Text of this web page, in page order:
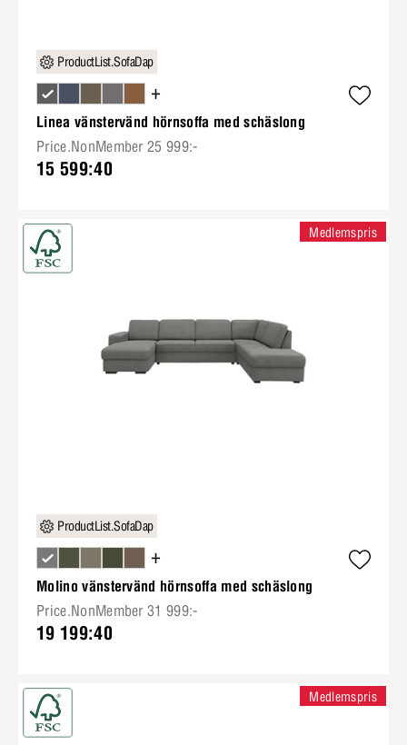
ProductList.SofaDap
+
Linea vänstervänd hörnsoffa med schäslong
Price.NonMember 25 999:-
15 599:40
ProductList.SofaDap
+
Molino vänstervänd hörnsoffa med schäslong
Price.NonMember 31 999:-
19 199:40
Medlemspris
Medlemspris